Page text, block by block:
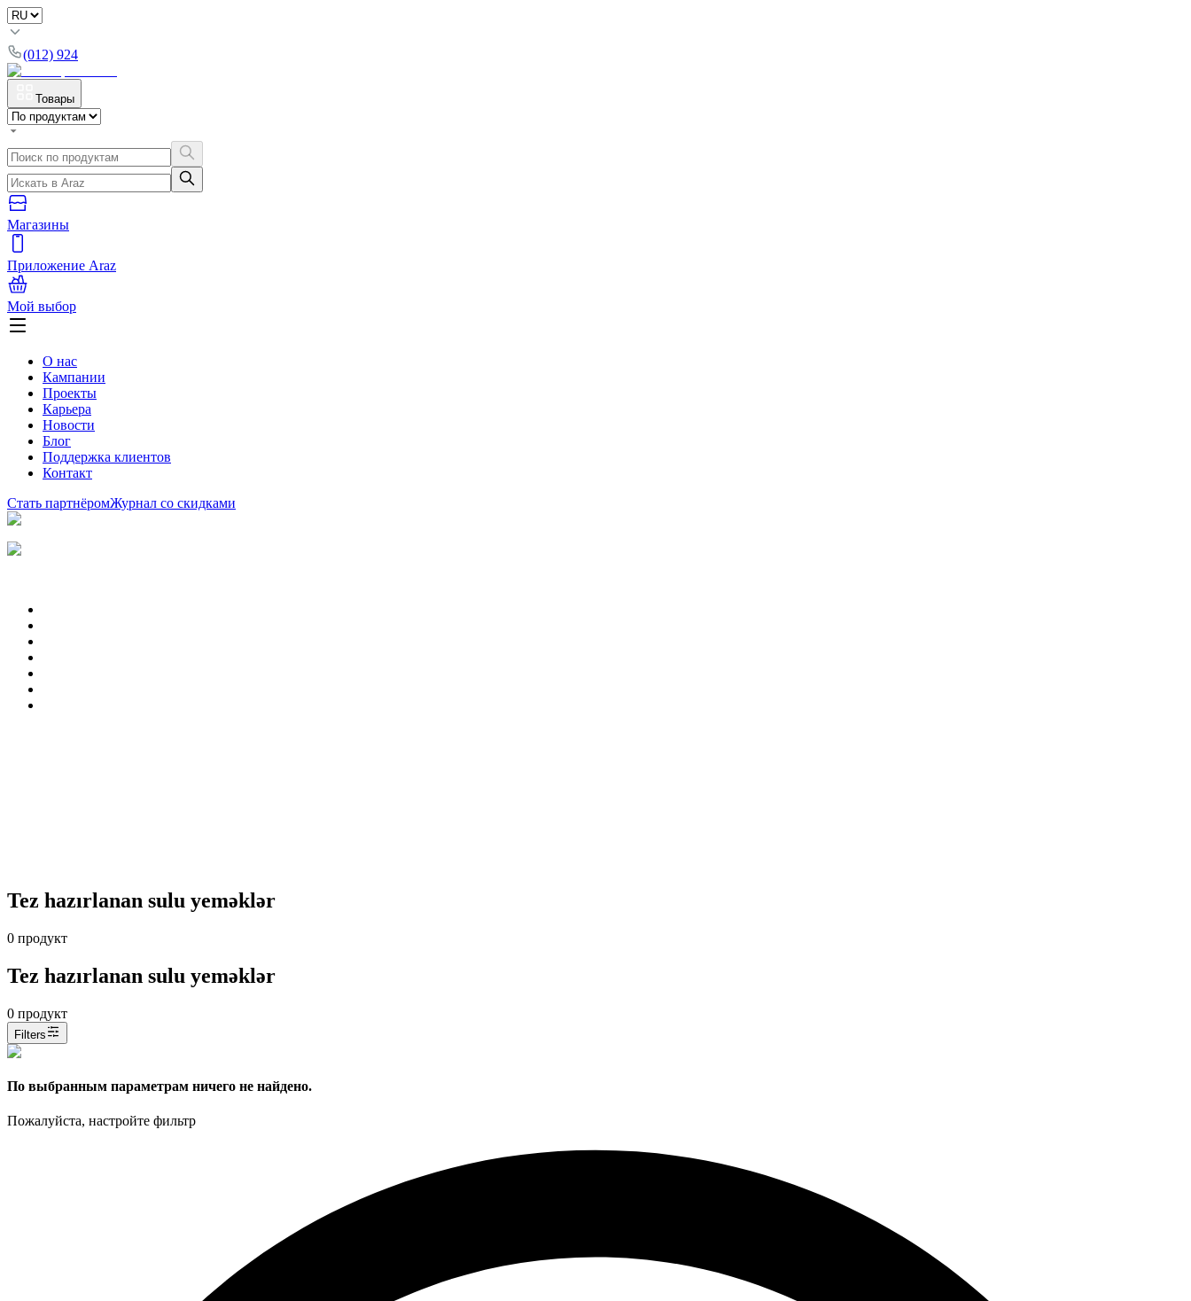
(012) 924
Товары
Магазины
Приложение Araz
Мой выбор
О нас
Кампании
Проекты
Карьера
Новости
Блог
Поддержка клиентов
Контакт
Стать партнёромЖурнал со скидками
Tez hazırlanan sulu yeməklər
0 продукт
Tez hazırlanan sulu yeməklər
0 продукт
Filters
По выбранным параметрам ничего не найдено.
Пожалуйста, настройте фильтр